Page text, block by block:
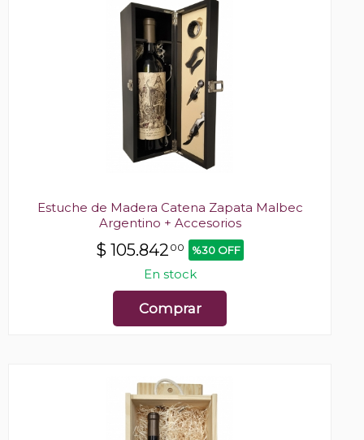
Estuche de Madera Catena Zapata Malbec
Argentino + Accesorios
$ 105.842 00 %30 OFF
En stock
Comprar